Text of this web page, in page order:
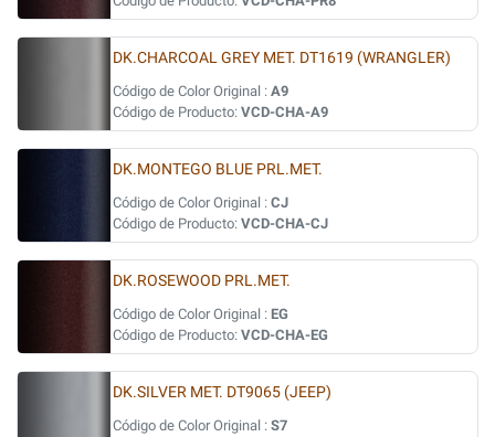
DK.CHARCOAL GREY MET. DT1619 (WRANGLER)
Código de Color Original : A9
Código de Producto: VCD-CHA-A9
DK.MONTEGO BLUE PRL.MET.
Código de Color Original : CJ
Código de Producto: VCD-CHA-CJ
DK.ROSEWOOD PRL.MET.
Código de Color Original : EG
Código de Producto: VCD-CHA-EG
DK.SILVER MET. DT9065 (JEEP)
Código de Color Original : S7